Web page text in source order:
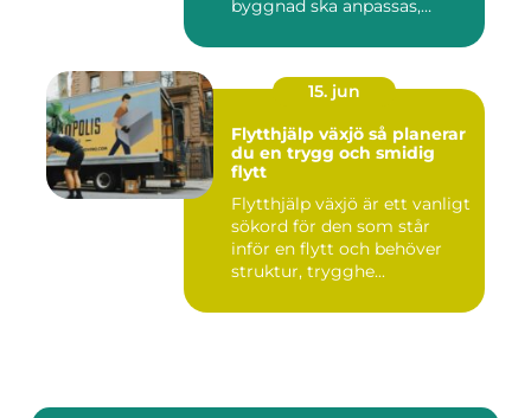
byggnad ska anpassas,
15. jun
Flytthjälp växjö så planerar
du en trygg och smidig
flytt
Flytthjälp växjö är ett vanligt
sökord för den som står
inför en flytt och behöver
struktur, trygghe...